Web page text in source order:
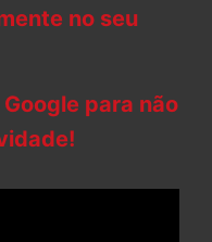
no seu
para não